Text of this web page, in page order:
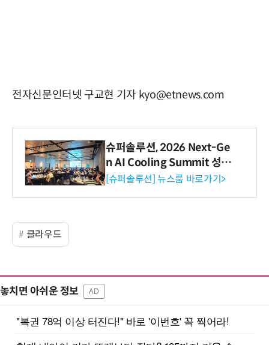
전자신문인터넷 구교현 기자 kyo@etnews.com
슈퍼솔루션, 2026 Next-Ge
n AI Cooling Summit 성황
리 성료
[슈퍼솔루션] 뉴스룸 바로가기>
클라우드
놓치면 아쉬운 정보 AD